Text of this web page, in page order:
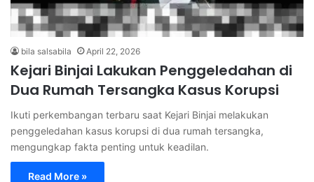
bila salsabila April 22, 2026
Kejari Binjai Lakukan Penggeledahan di
Dua Rumah Tersangka Kasus Korupsi
Ikuti perkembangan terbaru saat Kejari Binjai melakukan
penggeledahan kasus korupsi di dua rumah tersangka,
mengungkap fakta penting untuk keadilan.
Read More »